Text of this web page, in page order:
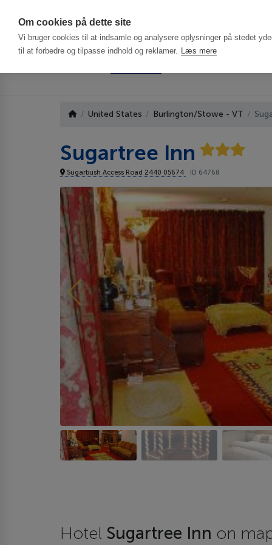
Om cookies på dette site
Vi bruger cookies til at indsamle og analysere oplysninger på stedet
til at forbedre og tilpasse indhold og reklamer. Læs mere
United States Burlington/Stowe - VT
Sugartree Inn
Sugarbush Access Road 2440 05674 ID 64768
Hotel Sugartree Inn on